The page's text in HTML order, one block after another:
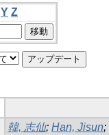
Y Z
韓, 志仙; Han, Jisun;